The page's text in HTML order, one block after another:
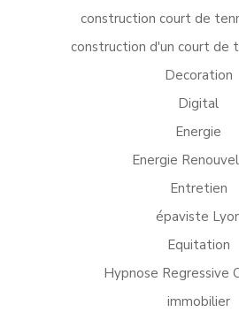
construction court de
construction d'un court de
Decoration
Digital
Energie
Energie
Entretien
épaviste
Equitation
Hypnose Regressive
immobilier